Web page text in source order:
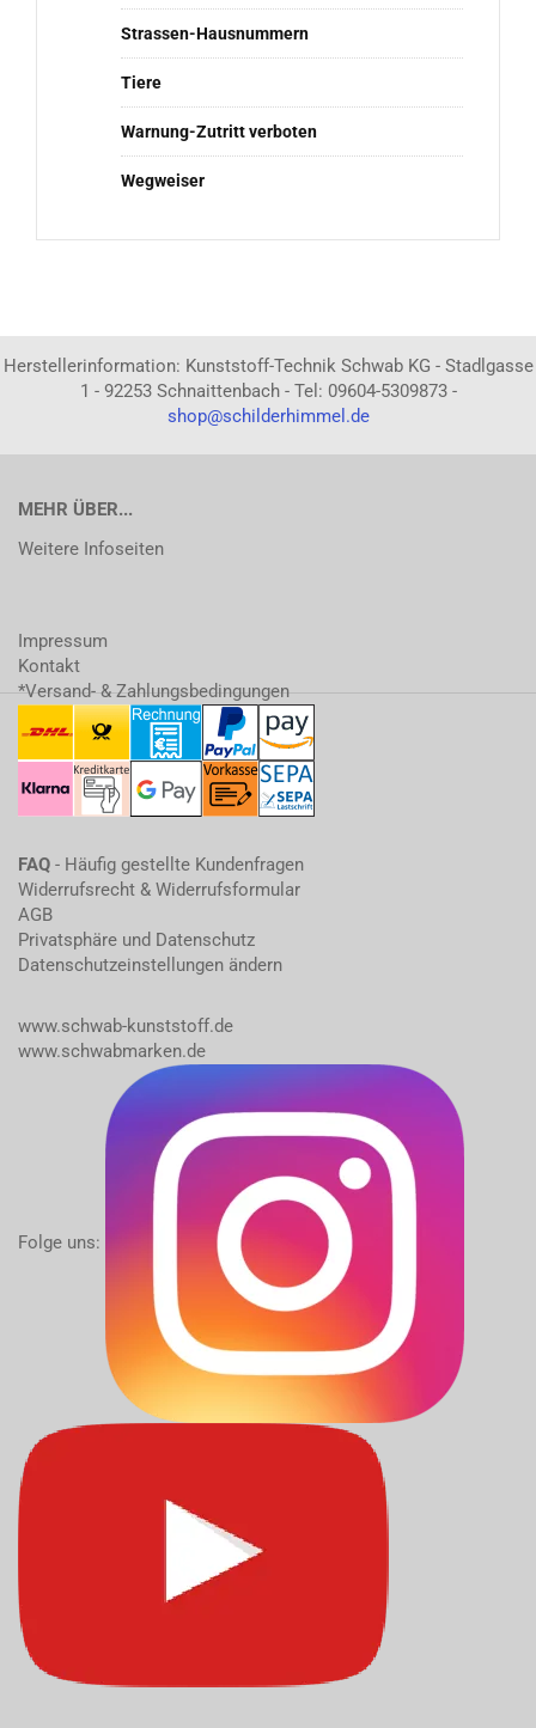
Strassen-Hausnummern
Tiere
Warnung-Zutritt verboten
Wegweiser
Herstellerinformation: Kunststoff-Technik Schwab KG - Stadlgasse
1 - 92253 Schnaittenbach - Tel: 09604-5309873 -
shop@schilderhimmel.de
MEHR ÜBER...
Weitere Infoseiten
Impressum
Kontakt
*Versand- & Zahlungsbedingungen
FAQ - Häufig gestellte Kundenfragen
Widerrufsrecht & Widerrufsformular
AGB
Privatsphäre und Datenschutz
Datenschutzeinstellungen ändern
www.schwab-kunststoff.de
www.schwabmarken.de
Folge uns: